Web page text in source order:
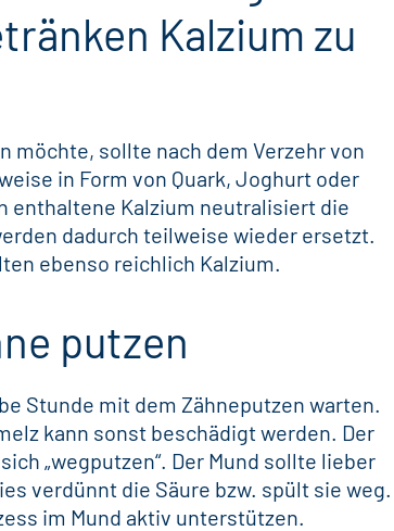
Kalzium zu
möchte, sollte nach dem Verzehr von
in Form von Quark, Joghurt oder
enthaltene Kalzium neutralisiert die
dadurch teilweise wieder ersetzt.
ebenso reichlich Kalzium.
putzen
Stunde mit dem Zähneputzen warten.
kann sonst beschädigt werden. Der
„wegputzen“. Der Mund sollte lieber
verdünnt die Säure bzw. spült sie weg.
im Mund aktiv unterstützen.